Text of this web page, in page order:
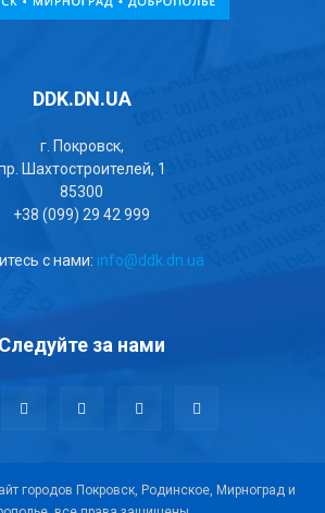
DDK.DN.UA
г. Покровск,
Шахтостроителей, 1
85300
+38 (099) 29 42 999
с нами: info@ddk.dn.ua
Следуйте за нами
городов Покровск, Родинское, Мирноград и